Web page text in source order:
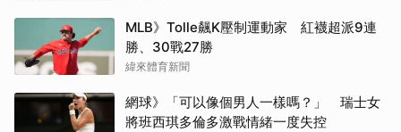
MLB》Tolle飆K壓制運動家 紅襪超派9連
勝、30戰27勝
緯來體育新聞
網球》「可以像個男人一樣嗎？」 瑞士女
將班西琪多倫多激戰情緒一度失控